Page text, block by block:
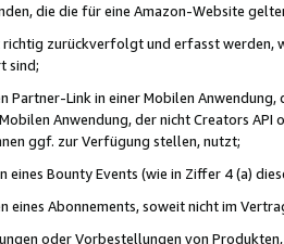
die die für eine Amazon-Website
zurückverfolgt und erfasst werden,
sind;
Partner-Link in einer Mobilen
Anwendung, der nicht Creators
ggf. zur Verfügung stellen, nutzt;
eines Bounty Events (wie in Ziffer 4 (a)
eines Abonnements, soweit nicht im
oder Vorbestellungen von